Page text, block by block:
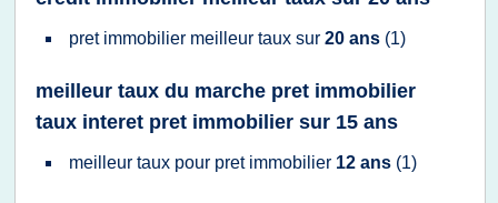
pret immobilier meilleur taux sur 20 ans (1)
meilleur taux du marche pret immobilier
taux interet pret immobilier sur 15 ans
meilleur taux pour pret immobilier 12 ans (1)